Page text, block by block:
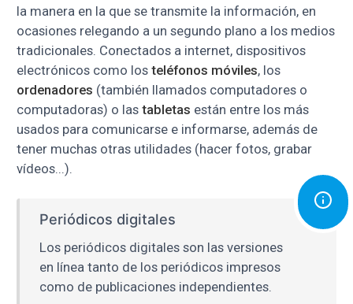
la manera en la que se transmite la información, en
ocasiones relegando a un segundo plano a los medios
tradicionales. Conectados a internet, dispositivos
electrónicos como los teléfonos móviles, los
ordenadores (también llamados computadores o
computadoras) o las tabletas están entre los más
usados para comunicarse e informarse, además de
tener muchas otras utilidades (hacer fotos, grabar
vídeos...).
Periódicos digitales
Los periódicos digitales son las versiones
en línea tanto de los periódicos impresos
como de publicaciones independientes.